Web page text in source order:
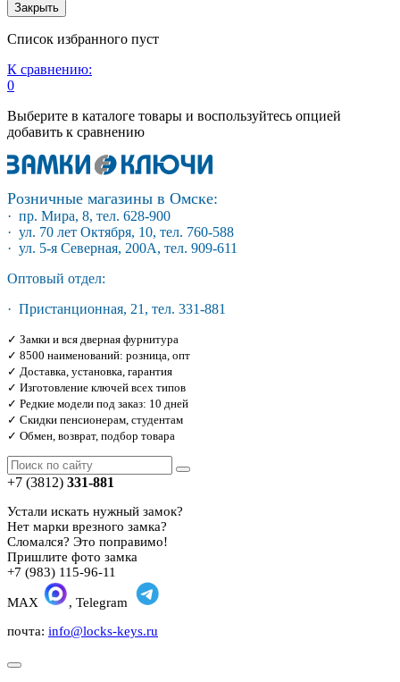
Закрыть
Список избранного пуст
К сравнению:
0
Выберите в каталоге товары и воспользуйтесь опцией
добавить к сравнению
Розничные магазины в Омске:
· пр. Мира, 8, тел. 628-900
· ул. 70 лет Октября, 10, тел. 760-588
· ул. 5-я Северная, 200А, тел. 909-611
Оптовый отдел:
· Пристанционная, 21, тел. 331-881
✓ Замки и вся дверная фурнитура
✓ 8500 наименований: розница, опт
✓ Доставка, установка, гарантия
✓ Изготовление ключей всех типов
✓ Редкие модели под заказ: 10 дней
✓ Скидки пенсионерам, студентам
✓ Обмен, возврат, подбор товара
+7 (3812) 331-881
Устали искать нужный замок?
Нет марки врезного замка?
Сломался? Это поправимо!
Пришлите фото замка
+7 (983) 115-96-11
MAX
, Telegram
почта: info@locks-keys.ru